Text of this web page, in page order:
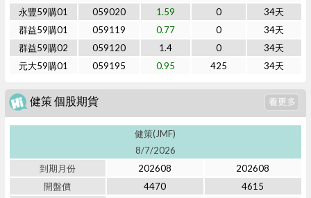
永豐59購01
059020 1.59 0
34天
群益59購01
059119 0.77 0
34天
群益59購02
059120 1.4 0
34天
元大59購01
059195 0.95 425 34天
健策 個股期貨
健策(JMF)
8/7/2026
到期月份
202608
202608
開盤價
4470
4615